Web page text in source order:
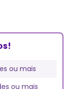
ou mais
ou mais